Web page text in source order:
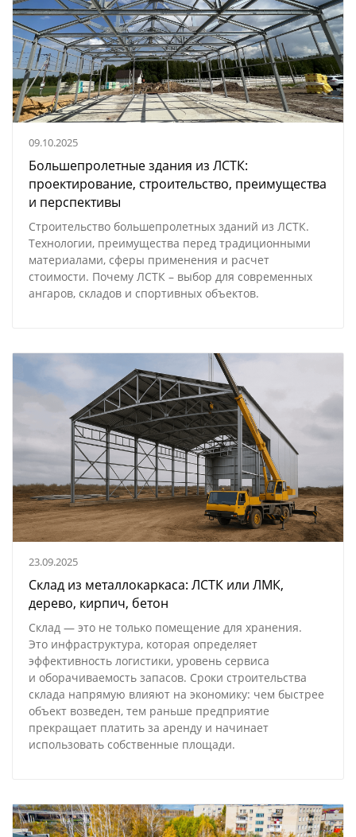
09.10.2025
Большепролетные здания из ЛСТК:
проектирование, строительство, преимущества
и перспективы
Строительство большепролетных зданий из ЛСТК.
Технологии, преимущества перед традиционными
материалами, сферы применения и расчет
стоимости. Почему ЛСТК – выбор для современных
ангаров, складов и спортивных объектов.
23.09.2025
Склад из металлокаркаса: ЛСТК или ЛМК,
дерево, кирпич, бетон
Склад — это не только помещение для хранения.
Это инфраструктура, которая определяет
эффективность логистики, уровень сервиса
и оборачиваемость запасов. Сроки строительства
склада напрямую влияют на экономику: чем быстрее
объект возведен, тем раньше предприятие
прекращает платить за аренду и начинает
использовать собственные площади.